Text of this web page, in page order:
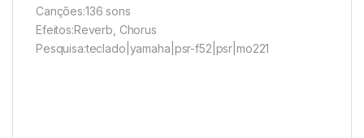
Canções:136 sons
Efeitos:Reverb, Chorus
Pesquisa:teclado|yamaha|psr-f52|psr|mo221